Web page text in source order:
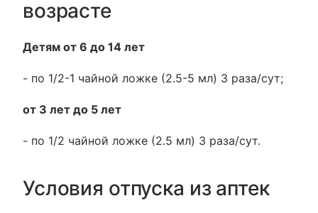
возрасте
Детям от 6 до 14 лет
- по 1/2-1 чайной ложке (2.5-5 мл) 3 раза/сут;
от 3 лет до 5 лет
- по 1/2 чайной ложке (2.5 мл) 3 раза/сут.
Условия отпуска из аптек